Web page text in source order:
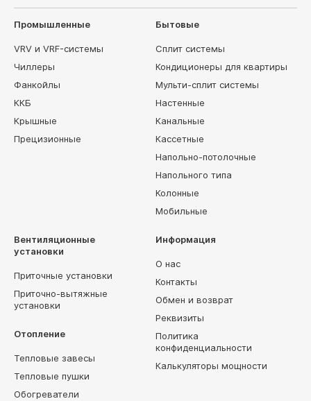
Промышленные
VRV и VRF-системы
Чиллеры
Фанкойлы
ККБ
Крышные
Прецизионные
Бытовые
Сплит системы
Кондиционеры для квартиры
Мульти-сплит системы
Настенные
Канальные
Кассетные
Напольно-потолочные
Напольного типа
Колонные
Мобильные
Вентиляционные
установки
Приточные установки
Приточно-вытяжные
установки
Отопление
Тепловые завесы
Тепловые пушки
Обогреватели
Информация
О нас
Контакты
Обмен и возврат
Реквизиты
Политика
конфиденциальности
Калькуляторы мощности